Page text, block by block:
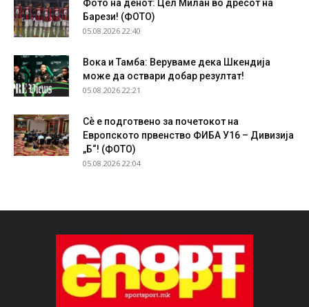
Фото на денот: Цел Милан во дресот на
Барези! (ФОТО)
05.08.2026 22:40
Вока и Тамба: Веруваме дека Шкендија
може да оствари добар резултат!
05.08.2026 22:21
Сѐ е подготвено за почетокот на
Европското првенство ФИБА У16 – Дивизија
„Б“! (ФОТО)
05.08.2026 22:04